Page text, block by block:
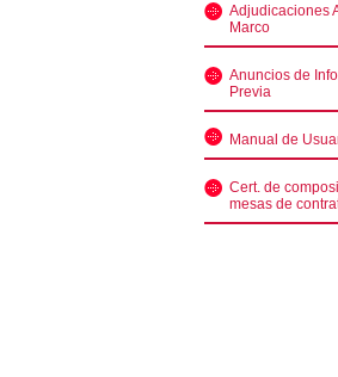
Adjudicaciones
Marco
Anuncios de
Previa
Manual de
Cert. de
mesas de